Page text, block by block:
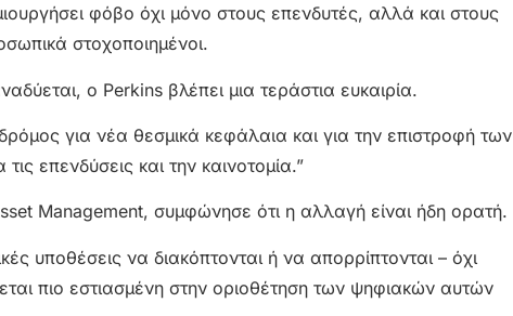
φόβο όχι μόνο στους επενδυτές, αλλά και στους
στοχοποιημένοι.
ο Perkins βλέπει μια τεράστια ευκαιρία.
για νέα θεσμικά κεφάλαια και για την επιστροφή των
επενδύσεις και την καινοτομία.”
Management, συμφώνησε ότι η αλλαγή είναι ήδη ορατή.
υποθέσεις να διακόπτονται ή να απορρίπτονται – όχι
πιο εστιασμένη στην οριοθέτηση των ψηφιακών αυτών